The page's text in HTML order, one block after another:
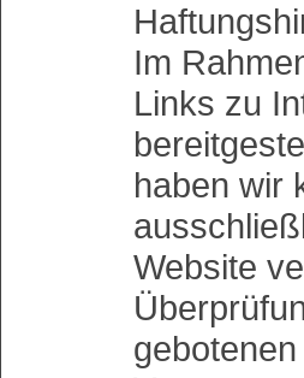
Im
Links zu
haben wir
Website